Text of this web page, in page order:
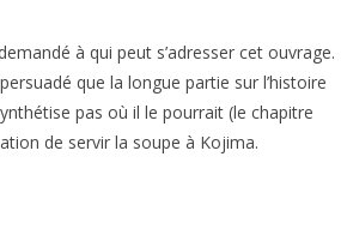
à qui peut s’adresser cet ouvrage.
que la longue partie sur l’histoire
pas où il le pourrait (le chapitre
de servir la soupe à Kojima.